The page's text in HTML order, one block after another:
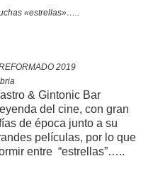
«estrellas»…..
2019
& Gintonic Bar
del cine, con gran
de época junto a su
películas, por lo que
entre “estrellas”…..